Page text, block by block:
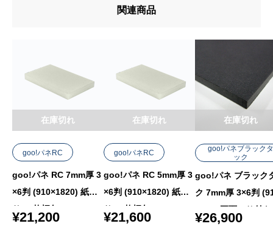
関連商品
goo!パネRC
goo!パネ RC 7mm厚 3
×6判 (910×1820) 紙貼
り 20枚梱包
¥21,200
在庫切れ
goo!パネRC
goo!パネ RC 5mm厚 3
×6判 (910×1820) 紙貼
り 25枚梱包
¥21,600
在庫切れ
goo!パネブラックタ
ック
goo!パネ ブラック
ク 7mm厚 3×6判
1820) 両面のり付
枚梱包
¥26,900
在庫切れ